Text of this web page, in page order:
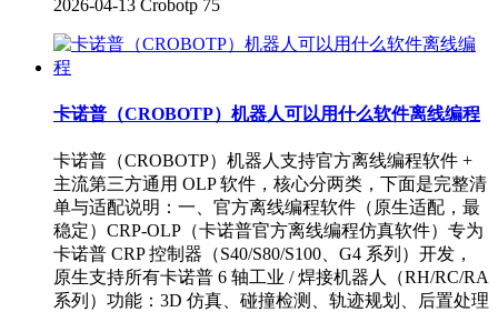
2026-04-13 Crobotp 75
卡诺普（CROBOTP）机器人可以用什么软件离线编程
卡诺普（CROBOTP）机器人支持官方离线编程软件 +
主流第三方通用 OLP 软件，核心分两类，下面是完整清
单与适配说明：一、官方离线编程软件（原生适配，最
稳定）CRP-OLP（卡诺普官方离线编程仿真软件）专为
卡诺普 CRP 控制器（S40/S80/S100、G4 系列）开发，
原生支持所有卡诺普 6 轴工业 / 焊接机器人（RH/RC/RA
系列）功能：3D 仿真、碰撞检测、轨迹规划、后置处理